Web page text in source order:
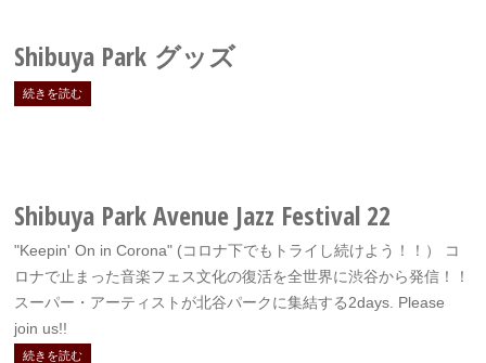
Shibuya Park グッズ
続きを読む
Shibuya Park Avenue Jazz Festival 22
"Keepin' On in Corona" (コロナ下でもトライし続けよう！！） コ
ロナで止まった音楽フェス文化の復活を全世界に渋谷から発信！！
スーパー・アーティストが北谷パークに集結する2days. Please
join us!!
続きを読む